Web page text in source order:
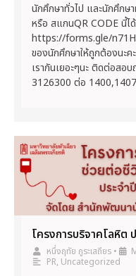
นักศึกษาทั่วไป และนักศึก
หรือ สแกนQR CODE นี้ไ
https://forms.gle/
ของนักศึกษาให้ถูกต้องนะค
เรากันเยอะๆนะ ติดต่อสอ
3126300 ต่อ
โครงการบริจาคโลหิต
หนึ่งฤทัย กูระเสถียร •
PR, Uncategorized